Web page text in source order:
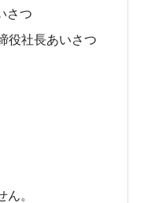
さつ
役社長あいさつ
ん。